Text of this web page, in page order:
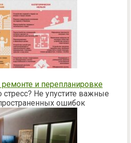
и перепланировке
Не упустите важные
ошибок